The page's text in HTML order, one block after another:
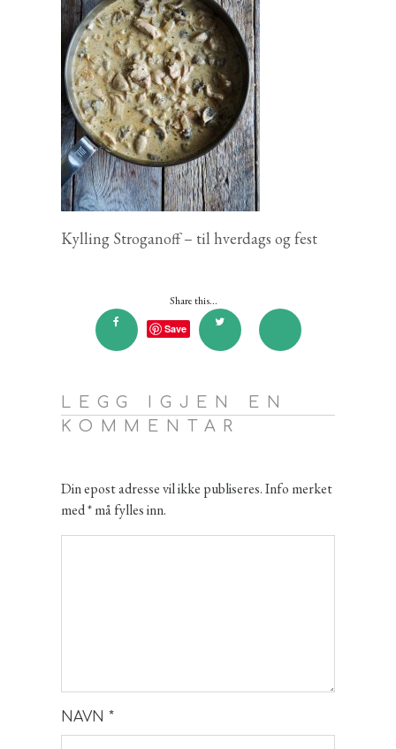
Kylling Stroganoff – til hverdags og fest
Share this...
Save
LEGG IGJEN EN
KOMMENTAR
Din epost adresse vil ikke publiseres. Info merket
med * må fylles inn.
NAVN *